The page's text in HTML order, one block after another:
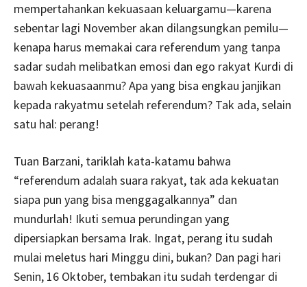
mempertahankan kekuasaan keluargamu—karena
sebentar lagi November akan dilangsungkan pemilu—
kenapa harus memakai cara referendum yang tanpa
sadar sudah melibatkan emosi dan ego rakyat Kurdi di
bawah kekuasaanmu? Apa yang bisa engkau janjikan
kepada rakyatmu setelah referendum? Tak ada, selain
satu hal: perang!
Tuan Barzani, tariklah kata-katamu bahwa
“referendum adalah suara rakyat, tak ada kekuatan
siapa pun yang bisa menggagalkannya” dan
mundurlah! Ikuti semua perundingan yang
dipersiapkan bersama Irak. Ingat, perang itu sudah
mulai meletus hari Minggu dini, bukan? Dan pagi hari
Senin, 16 Oktober, tembakan itu sudah terdengar di